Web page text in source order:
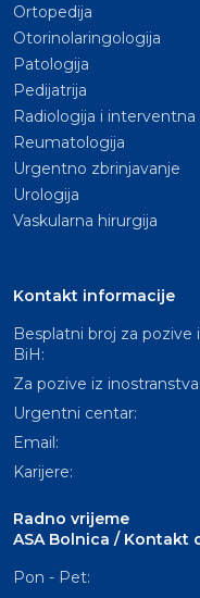
Ortopedija
Otorinolaringologija
Patologija
Pedijatrija
Radiologija i interventna
Reumatologija
Urgentno zbrinjavanje
Urologija
Vaskularna hirurgija
Kontakt informacije
Besplatni broj za pozive
BiH:
Za pozive iz inostranstva:
Urgentni centar:
Email:
Karijere:
Radno vrijeme
ASA Bolnica / Kontakt
Pon - Pet: